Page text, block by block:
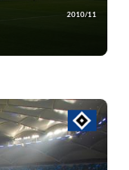
2010/11